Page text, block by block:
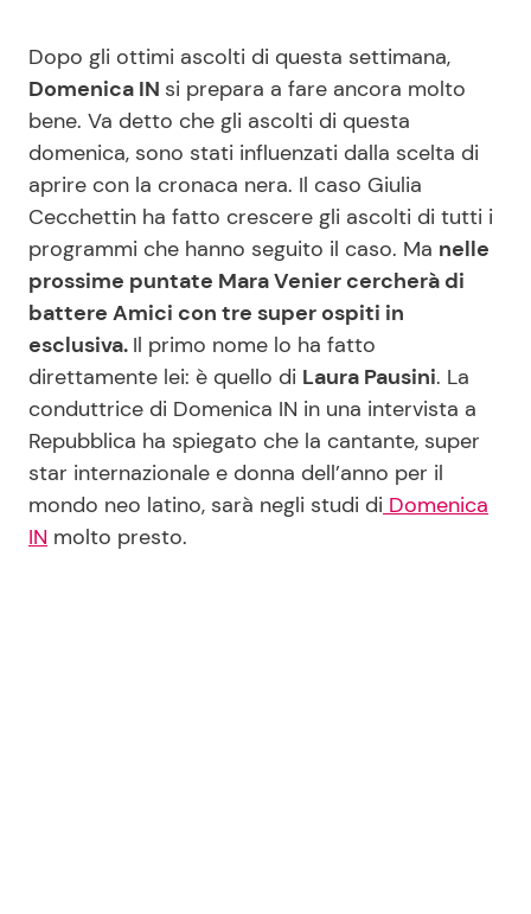
Mondo Mamma
News benessere
Salute
Viaggi e Turismo
Festività
Le Ricette in TV
Primi Piatti
Ricette Facili e Veloci
Ricette Feste
Ricette per Bambini
Seguici
Dopo gli ottimi ascolti di questa settimana,
Domenica IN si prepara a fare ancora molto
bene. Va detto che gli ascolti di questa
domenica, sono stati influenzati dalla scelta di
aprire con la cronaca nera. Il caso Giulia
Cecchettin ha fatto crescere gli ascolti di tutti i
programmi che hanno seguito il caso. Ma nelle
prossime puntate Mara Venier cercherà di
battere Amici con tre super ospiti in
esclusiva. Il primo nome lo ha fatto
direttamente lei: è quello di Laura Pausini. La
conduttrice di Domenica IN in una intervista a
Repubblica ha spiegato che la cantante, super
star internazionale e donna dell’anno per il
mondo neo latino, sarà negli studi di Domenica
IN molto presto.